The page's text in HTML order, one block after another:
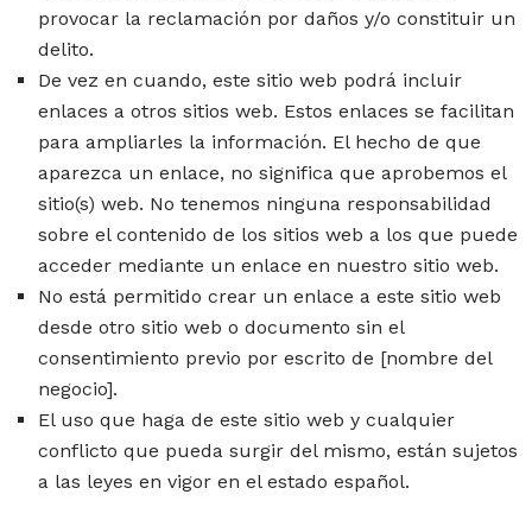
provocar la reclamación por daños y/o constituir un
delito.
De vez en cuando, este sitio web podrá incluir
enlaces a otros sitios web. Estos enlaces se facilitan
para ampliarles la información. El hecho de que
aparezca un enlace, no significa que aprobemos el
sitio(s) web. No tenemos ninguna responsabilidad
sobre el contenido de los sitios web a los que puede
acceder mediante un enlace en nuestro sitio web.
No está permitido crear un enlace a este sitio web
desde otro sitio web o documento sin el
consentimiento previo por escrito de [nombre del
negocio].
El uso que haga de este sitio web y cualquier
conflicto que pueda surgir del mismo, están sujetos
a las leyes en vigor en el estado español.